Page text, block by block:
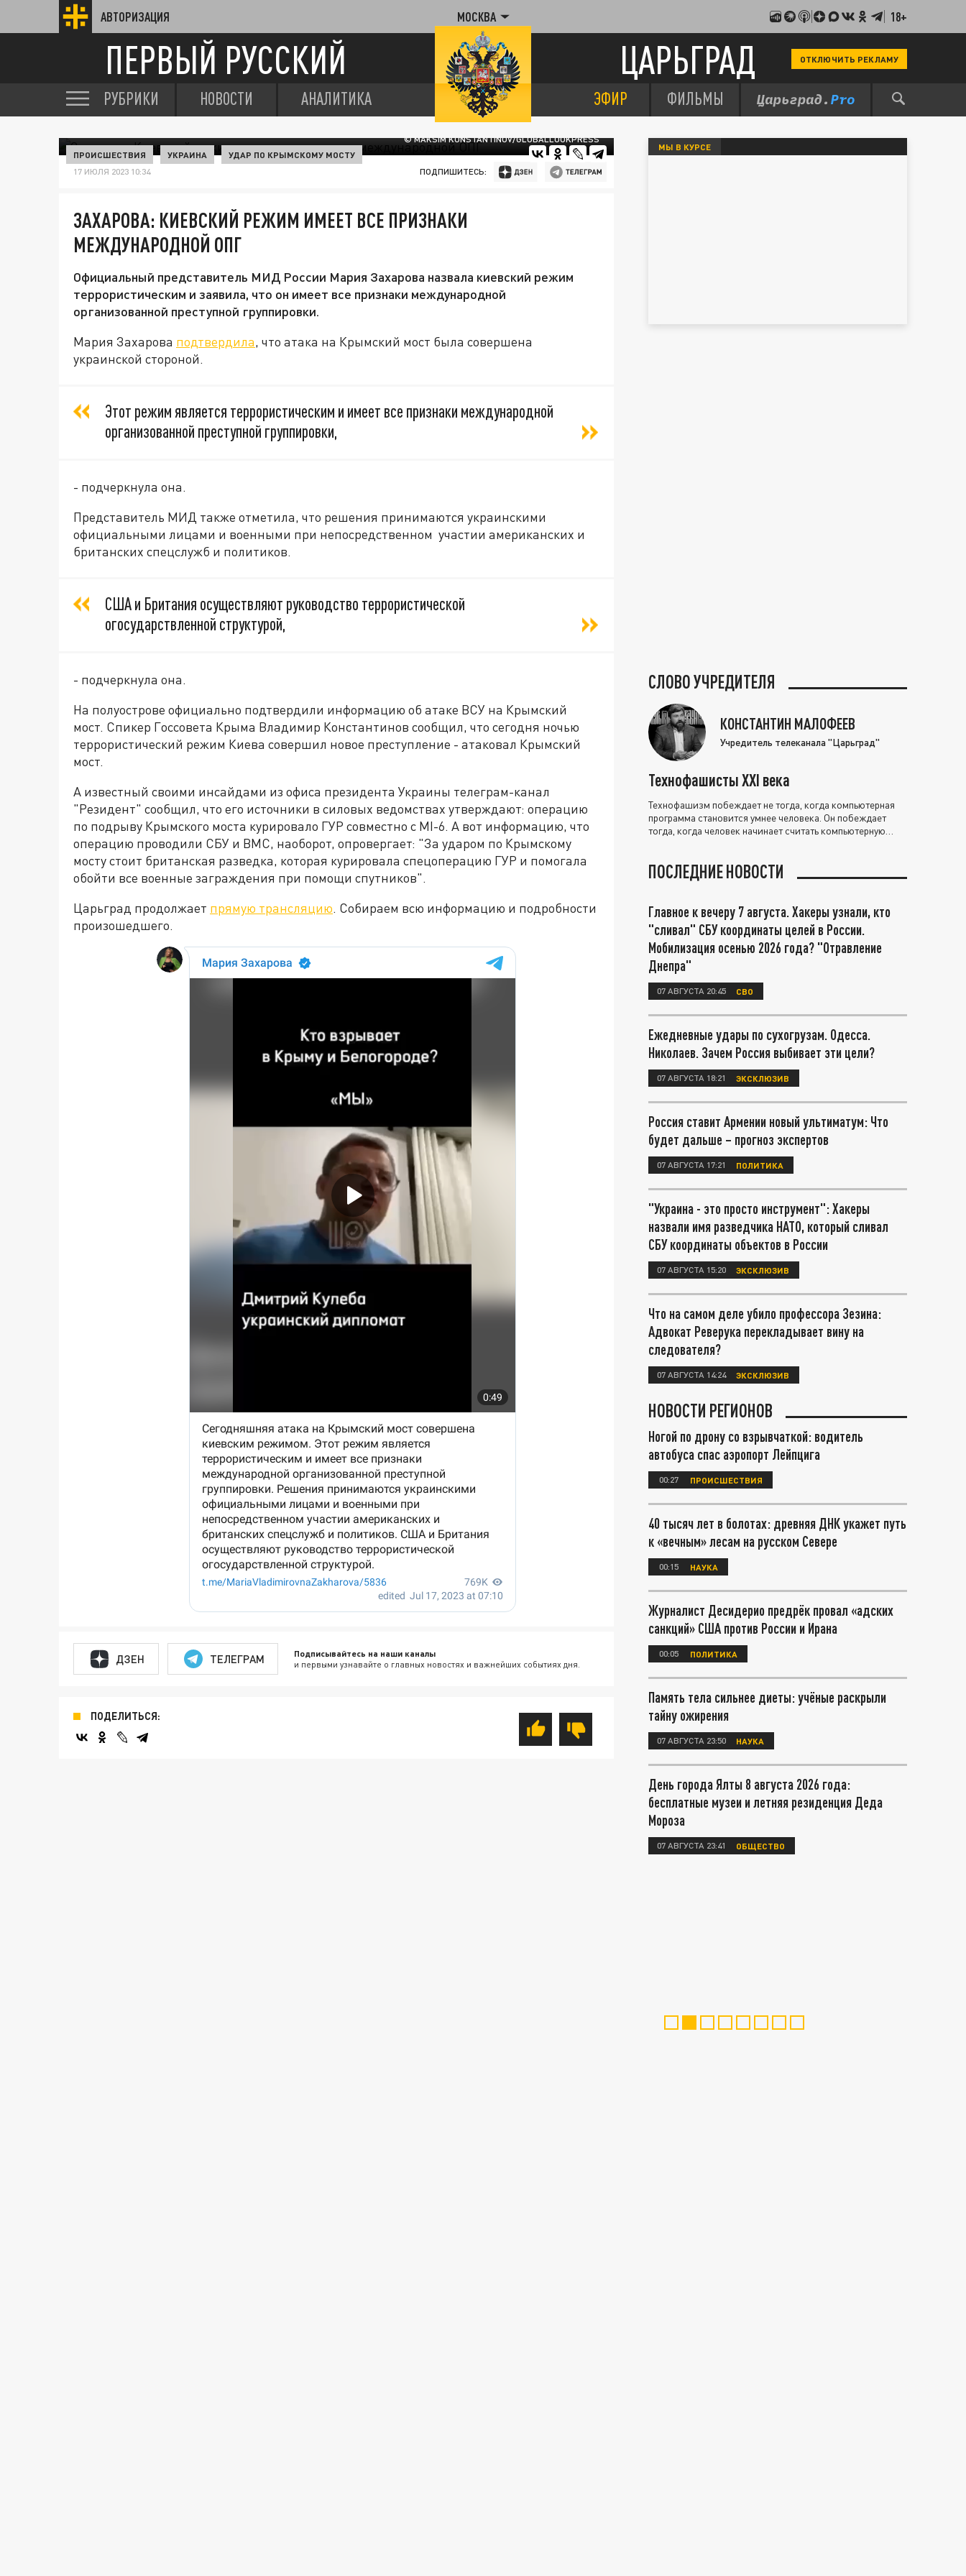
АВТОРИЗАЦИЯ МОСКВА 18+
ПЕРВЫЙ РУССКИЙ ЦАРЬГРАД ОТКЛЮЧИТЬ РЕКЛАМУ
РУБРИКИ НОВОСТИ АНАЛИТИКА ЭФИР ФИЛЬМЫ
© MAKSIM KONSTANTINOV/GLOBALLOOKPRESS
ПРОИСШЕСТВИЯ УКРАИНА УДАР ПО КРЫМСКОМУ МОСТУ
17 ИЮЛЯ 2023 10:34 ПОДПИШИТЕСЬ:
ЗАХАРОВА: КИЕВСКИЙ РЕЖИМ ИМЕЕТ ВСЕ ПРИЗНАКИ
МЕЖДУНАРОДНОЙ ОПГ
Официальный представитель МИД России Мария Захарова назвала киевский режим
террористическим и заявила, что он имеет все признаки международной
организованной преступной группировки.
Мария Захарова подтвердила, что атака на Крымский мост была совершена
украинской стороной.
Этот режим является террористическим и имеет все признаки международной
организованной преступной группировки,
- подчеркнула она.
Представитель МИД также отметила, что решения принимаются украинскими
официальными лицами и военными при непосредственном участии американских и
британских спецслужб и политиков.
США и Британия осуществляют руководство террористической
огосударствленной структурой,
- подчеркнула она.
На полуострове официально подтвердили информацию об атаке ВСУ на Крымский
мост. Спикер Госсовета Крыма Владимир Константинов сообщил, что сегодня ночью
террористический режим Киева совершил новое преступление - атаковал Крымский
мост.
А известный своими инсайдами из офиса президента Украины телеграм-канал
"Резидент" сообщил, что его источники в силовых ведомствах утверждают: операцию
по подрыву Крымского моста курировало ГУР совместно с MI-6. А вот информацию, что
операцию проводили СБУ и ВМС, наоборот, опровергает: "За ударом по Крымскому
мосту стоит британская разведка, которая курировала спецоперацию ГУР и помогала
обойти все военные заграждения при помощи спутников".
Царьград продолжает прямую трансляцию. Собираем всю информацию и подробности
произошедшего.
ДЗЕН ТЕЛЕГРАМ Подписывайтесь на наши каналы
и первыми узнавайте о главных новостях и важнейших событиях дня.
ПОДЕЛИТЬСЯ:
МЫ В КУРСЕ
СЛОВО УЧРЕДИТЕЛЯ
КОНСТАНТИН МАЛОФЕЕВ
Учредитель телеканала "Царьград"
Технофашисты XXI века
Технофашизм побеждает не тогда, когда компьютерная
программа становится умнее человека. Он побеждает
тогда, когда человек начинает считать компьютерную
ПОСЛЕДНИЕ НОВОСТИ
Главное к вечеру 7 августа. Хакеры узнали, кто
"сливал" СБУ координаты целей в России.
Мобилизация осенью 2026 года? "Отравление
Днепра"
07 АВГУСТА 20:45 СВО
Ежедневные удары по сухогрузам. Одесса.
Николаев. Зачем Россия выбивает эти цели?
07 АВГУСТА 18:21 ЭКСКЛЮЗИВ
Россия ставит Армении новый ультиматум: Что
будет дальше – прогноз экспертов
07 АВГУСТА 17:21 ПОЛИТИКА
"Украина - это просто инструмент": Хакеры
назвали имя разведчика НАТО, который сливал
СБУ координаты объектов в России
07 АВГУСТА 15:20 ЭКСКЛЮЗИВ
Что на самом деле убило профессора Зезина:
Адвокат Реверука перекладывает вину на
следователя?
07 АВГУСТА 14:24 ЭКСКЛЮЗИВ
НОВОСТИ РЕГИОНОВ
Ногой по дрону со взрывчаткой: водитель
автобуса спас аэропорт Лейпцига
00:27 ПРОИСШЕСТВИЯ
40 тысяч лет в болотах: древняя ДНК укажет путь
к «вечным» лесам на русском Севере
00:15 НАУКА
Журналист Десидерио предрёк провал «адских
санкций» США против России и Ирана
00:05 ПОЛИТИКА
Память тела сильнее диеты: учёные раскрыли
тайну ожирения
07 АВГУСТА 23:50 НАУКА
День города Ялты 8 августа 2026 года:
бесплатные музеи и летняя резиденция Деда
Мороза
07 АВГУСТА 23:41 ОБЩЕСТВО